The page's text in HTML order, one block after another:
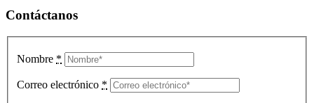
Contáctanos
Nombre *
Correo electrónico *